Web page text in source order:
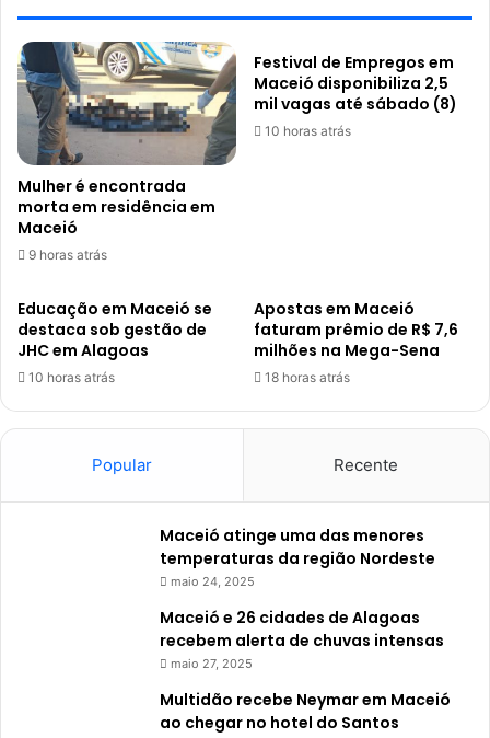
Mulher é encontrada
morta em residência em
Maceió
9 horas atrás
Festival de Empregos em
Maceió disponibiliza 2,5
mil vagas até sábado (8)
10 horas atrás
Educação em Maceió se
destaca sob gestão de
JHC em Alagoas
10 horas atrás
Apostas em Maceió
faturam prêmio de R$ 7,6
milhões na Mega-Sena
18 horas atrás
Popular Recente
Maceió atinge uma das menores
temperaturas da região Nordeste
maio 24, 2025
Maceió e 26 cidades de Alagoas
recebem alerta de chuvas intensas
maio 27, 2025
Multidão recebe Neymar em Maceió
ao chegar no hotel do Santos